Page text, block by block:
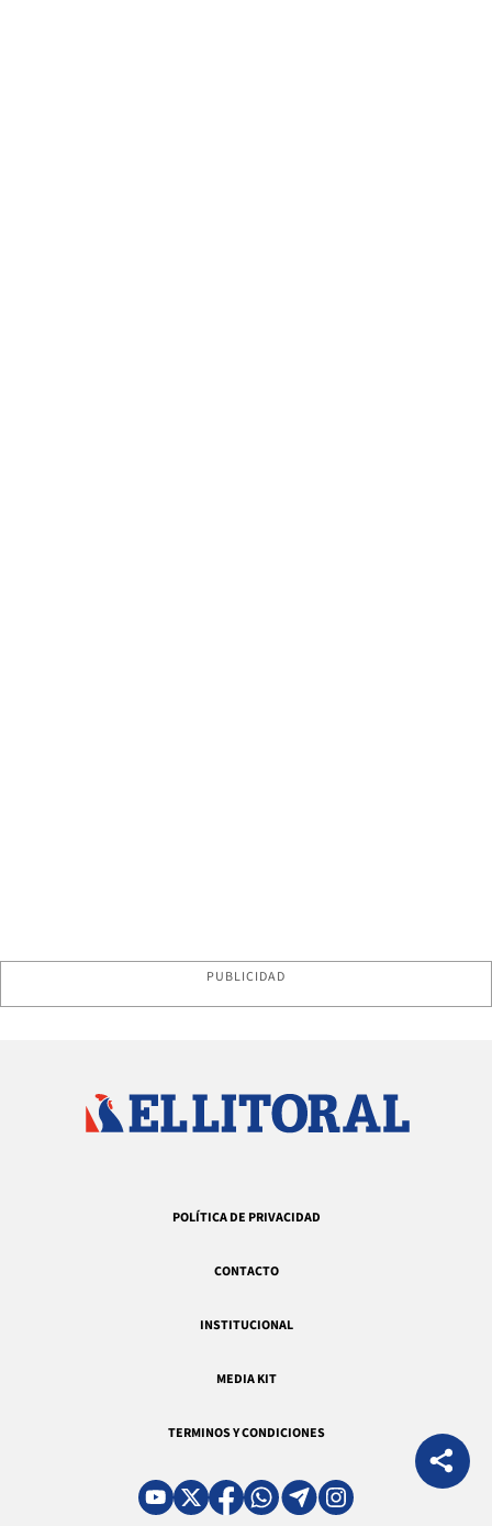
PUBLICIDAD
POLÍTICA DE PRIVACIDAD
CONTACTO
INSTITUCIONAL
MEDIA KIT
TERMINOS Y CONDICIONES